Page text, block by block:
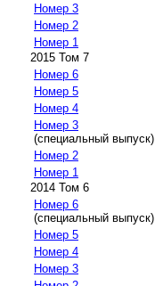
Номер 3
Номер 2
Номер 1
2015 Том 7
Номер 6
Номер 5
Номер 4
Номер 3
(специальный выпуск)
Номер 2
Номер 1
2014 Том 6
Номер 6
(специальный выпуск)
Номер 5
Номер 4
Номер 3